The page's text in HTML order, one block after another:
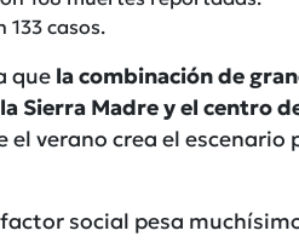
133 casos.
que la combinación de
Sierra Madre y el centro
el verano crea el
social pesa